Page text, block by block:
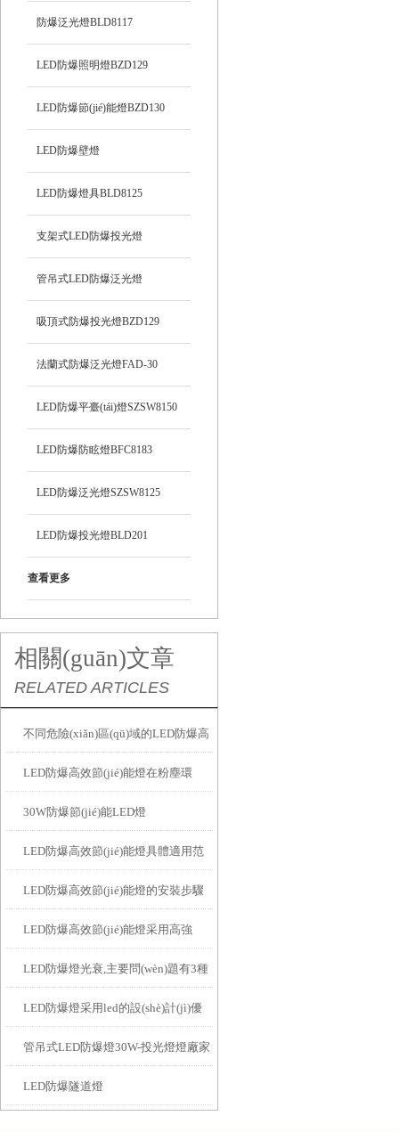
防爆泛光燈BLD8117
LED防爆照明燈BZD129
LED防爆節(jié)能燈BZD130
LED防爆壁燈
LED防爆燈具BLD8125
支架式LED防爆投光燈
管吊式LED防爆泛光燈
吸頂式防爆投光燈BZD129
法蘭式防爆泛光燈FAD-30
LED防爆平臺(tái)燈SZSW8150
LED防爆防眩燈BFC8183
LED防爆泛光燈SZSW8125
LED防爆投光燈BLD201
查看更多
相關(guān)文章
RELATED ARTICLES
不同危險(xiǎn)區(qū)域的LED防爆高
效節(jié)能燈選型與安裝實(shí)錄
LED防爆高效節(jié)能燈在粉塵環
(huán)境下的密封維護(hù)與散熱清潔
指南
30W防爆節(jié)能LED燈
LED防爆高效節(jié)能燈具體適用范
圍
LED防爆高效節(jié)能燈的安裝步驟
LED防爆高效節(jié)能燈采用高強
(qiáng)度合金材料
LED防爆燈光衰,主要問(wèn)題有3種
LED防爆燈采用led的設(shè)計(jì)優
(yōu)缺點(diǎn)
管吊式LED防爆燈30W-投光燈燈廠家
LED防爆隧道燈